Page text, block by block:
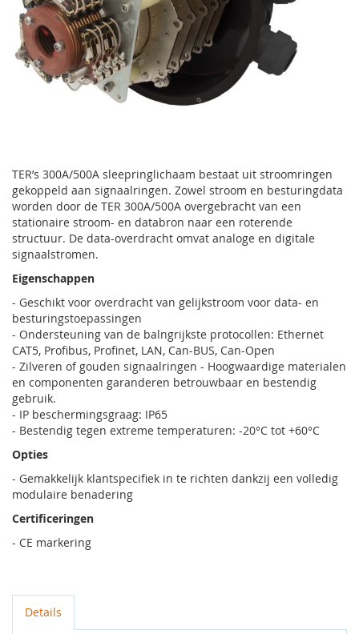
TER’s 300A/500A sleepringlichaam bestaat uit stroomringen
gekoppeld aan signaalringen. Zowel stroom en besturingdata
worden door de TER 300A/500A overgebracht van een
stationaire stroom- en databron naar een roterende
structuur. De data-overdracht omvat analoge en digitale
signaalstromen.
Eigenschappen
- Geschikt voor overdracht van gelijkstroom voor data- en
besturingstoepassingen
- Ondersteuning van de balngrijkste protocollen: Ethernet
CAT5, Profibus, Profinet, LAN, Can-BUS, Can-Open
- Zilveren of gouden signaalringen - Hoogwaardige materialen
en componenten garanderen betrouwbaar en bestendig
gebruik.
- IP beschermingsgraag: IP65
- Bestendig tegen extreme temperaturen: -20°C tot +60°C
Opties
- Gemakkelijk klantspecifiek in te richten dankzij een volledig
modulaire benadering
Certificeringen
- CE markering
naar
het
begin
van
de
afbeeldingen-
Details